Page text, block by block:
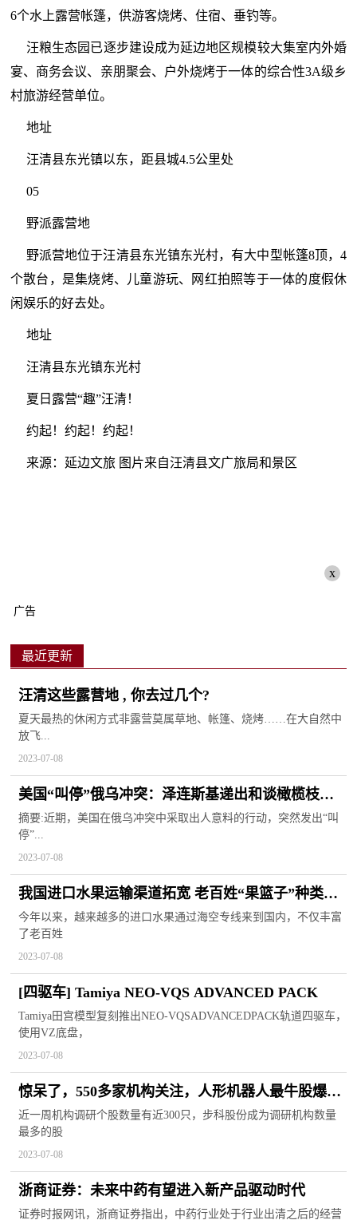
6个水上露营帐篷，供游客烧烤、住宿、垂钓等。
汪粮生态园已逐步建设成为延边地区规模较大集室内外婚
宴、商务会议、亲朋聚会、户外烧烤于一体的综合性3A级乡
村旅游经营单位。
地址
汪清县东光镇以东，距县城4.5公里处
05
野派露营地
野派营地位于汪清县东光镇东光村，有大中型帐篷8顶，4
个散台，是集烧烤、儿童游玩、网红拍照等于一体的度假休
闲娱乐的好去处。
地址
汪清县东光镇东光村
夏日露营“趣”汪清！
约起！约起！约起！
来源：延边文旅 图片来自汪清县文广旅局和景区
x
广告
最近更新
汪清这些露营地 , 你去过几个?
夏天最热的休闲方式非露营莫属草地、帐篷、烧烤……在大自然中
放飞...
2023-07-08
美国“叫停”俄乌冲突：泽连斯基递出和谈橄榄枝，
日本成最大输家
摘要:近期，美国在俄乌冲突中采取出人意料的行动，突然发出“叫
停”...
2023-07-08
我国进口水果运输渠道拓宽 老百姓“果篮子”种类多
样
今年以来，越来越多的进口水果通过海空专线来到国内，不仅丰富
了老百姓
2023-07-08
[四驱车] Tamiya NEO-VQS ADVANCED PACK
Tamiya田宫模型复刻推出NEO-VQSADVANCEDPACK轨道四驱车，
使用VZ底盘，
2023-07-08
惊呆了，550多家机构关注，人形机器人最牛股爆
热！这些优质高成长股被盯上
近一周机构调研个股数量有近300只，步科股份成为调研机构数量
最多的股
2023-07-08
浙商证券：未来中药有望进入新产品驱动时代
证券时报网讯，浙商证券指出，中药行业处于行业出清之后的经营